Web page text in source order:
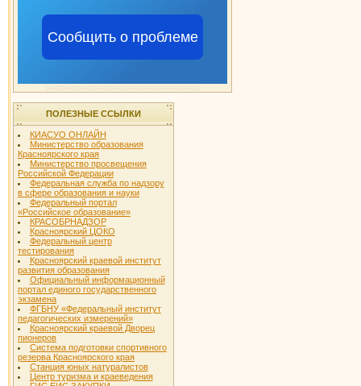
Сообщить о проблеме
ПОЛЕЗНЫЕ ССЫЛКИ
КИАСУО ОНЛАЙН
Министерство образования
Красноярского края
Министерство просвещения
Российской Федерации
Федеральная служба по надзору
в сфере образования и науки
Федеральный портал
«Российское образование»
КРАСОБРНАДЗОР
Красноярский ЦОКО
Федеральный центр
тестирования
Красноярский краевой институт
развития образования
Официальный информационный
портал единого государственного
экзамена
ФГБНУ «Федеральный институт
педагогических измерений»
Красноярский краевой Дворец
пионеров
Система подготовки спортивного
резерва Красноярского края
Станция юных натуралистов
Центр туризма и краеведения